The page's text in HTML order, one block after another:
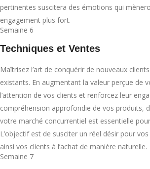
pertinentes suscitera des émotions qui
engagement plus fort.
Semaine 6
Techniques et Ventes
Maîtrisez l’art de conquérir de nouveaux
existants. En augmentant la valeur perçue de
l’attention de vos clients et renforcez leur
compréhension approfondie de vos produits,
votre marché concurrentiel est essentielle
L’objectif est de susciter un réel désir pour
ainsi vos clients à l’achat de manière naturelle.
Semaine 7